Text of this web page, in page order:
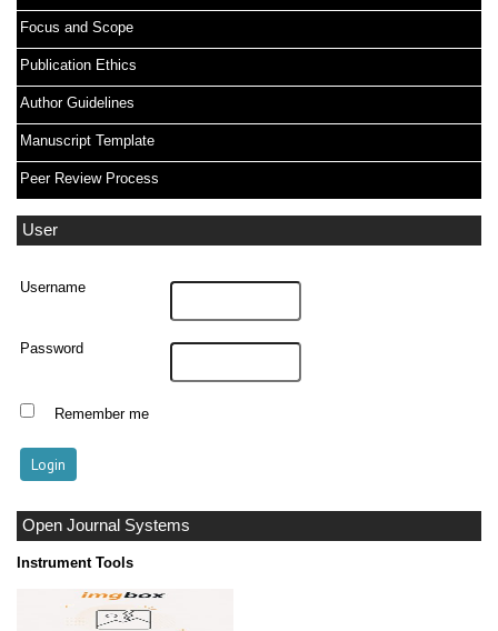
Focus and Scope
Publication Ethics
Author Guidelines
Manuscript Template
Peer Review Process
User
Username
Password
Remember me
Open Journal Systems
Instrument Tools